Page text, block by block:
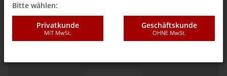
Fein Best of Sanding
Bitte wählen:
Privatkunde
MIT MwSt.
Geschäftskunde
OHNE MwSt.